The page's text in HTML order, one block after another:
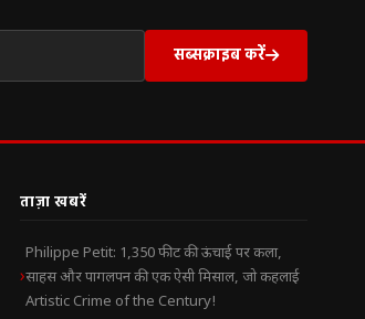
सब्सक्राइब करें
ताज़ा खबरें
Philippe Petit: 1,350 फीट की ऊंचाई पर कला,
साहस और पागलपन की एक ऐसी मिसाल, जो कहलाई
Artistic Crime of the Century!